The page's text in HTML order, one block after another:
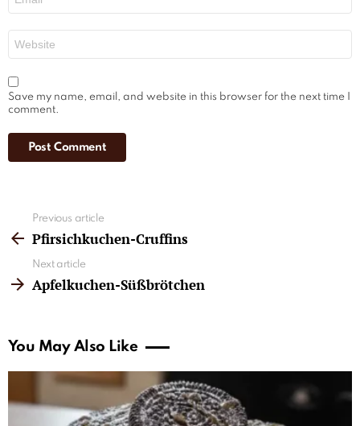
Save my name, email, and website in this browser for the next time I
comment.
more
Previous article
Pfirsichkuchen-Cruffins
Next article
Apfelkuchen-Süßbrötchen
You May Also Like